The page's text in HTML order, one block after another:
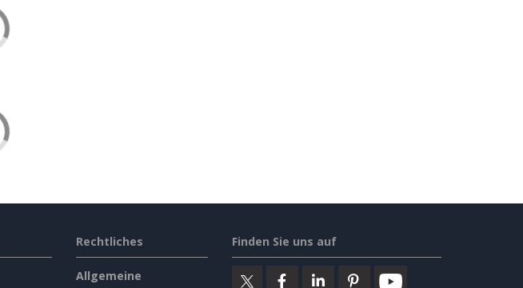
Rechtliches
Allgemeine
Finden Sie uns auf